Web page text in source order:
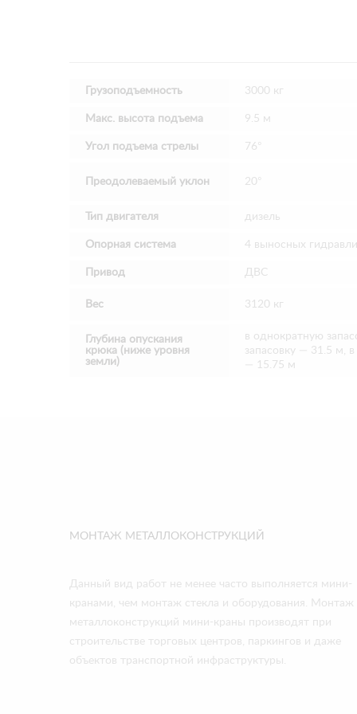
Грузоподъемность 3000 кг
Макс. высота подъема 9.5 м
Угол подъема стрелы 76°
Преодолеваемый уклон 20°
Тип двигателя дизель
Опорная система 4 выносных
Привод ДВС
Вес 3120 кг
Глубина опускания
крюка (ниже уровня
земли)
в однократную
запасовку — 31.5 м,
— 15.75 м
МОНТАЖ МЕТАЛЛОКОНСТРУКЦИЙ
Данный вид работ не менее часто выполняется мини-
кранами, чем монтаж стекла и оборудования. Монтаж
металлоконструкций мини-краны производят при
строительстве торговых центров, паркингов и даже
объектов транспортной инфраструктуры.